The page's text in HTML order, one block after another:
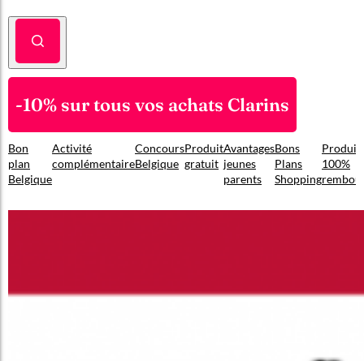
-10% sur tous vos achats Clarins
Bon
plan
Belgique
Activité
complémentaire
Concours
Belgique
Produit
gratuit
Avantages
jeunes
parents
Bons
Plans
Shopping
Produit
100%